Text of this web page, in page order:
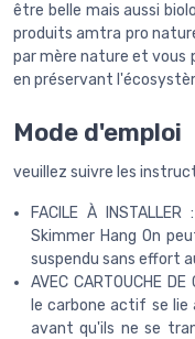
être belle mais aussi
produits amtra pro
par mère nature et
en préservant
Mode d'emploi
veuillez suivre les
FACILE À
Skimmer Hang On
suspendu sans effort
AVEC CARTOUCHE DE
le carbone actif se lie
avant qu'ils ne se